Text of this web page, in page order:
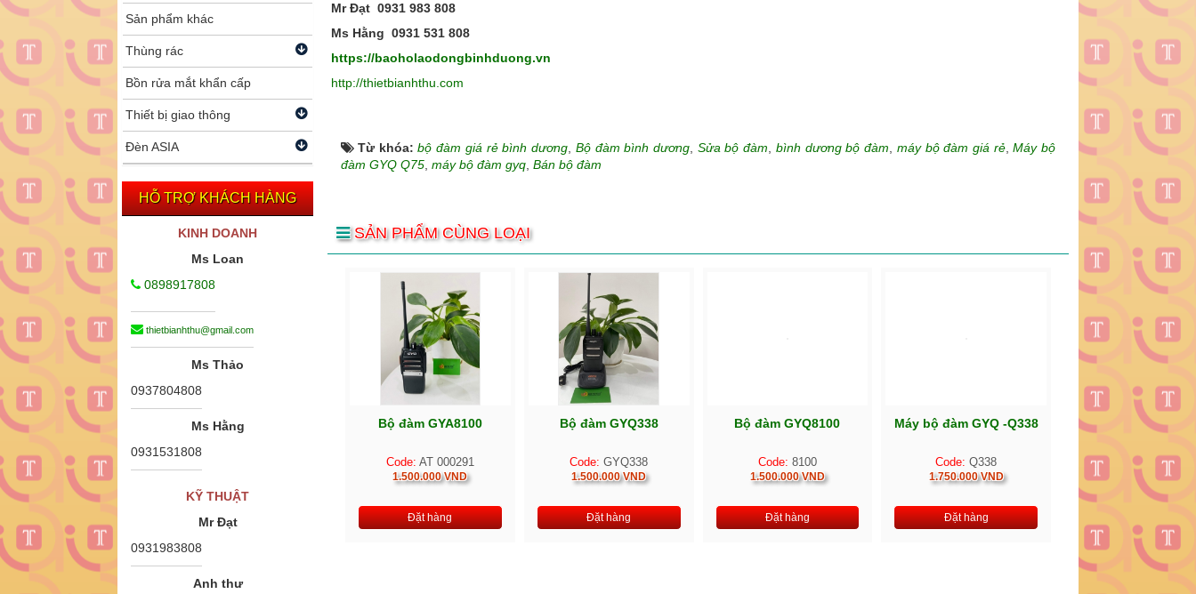
Mr Đạt 0931 983 808
Ms Hằng 0931 531 808
https://baoholaodongbinhduong.vn
http://thietbianhthu.com
Từ khóa:bộ đàm giá rẻ bình dương Bộ đàm bình dương, Sửa bộ đàm bình dương bộ đàm máy bộ đàm giá rẻ,Máy bộ
đàm GYQ Q75 máy bộ đàm gyq Bán bộ đàm
SẢN PHẨM CÙNG LOẠI
Bộ đàm GYA8100
Code: AT 000291
1.500.000 VND
Đặt hàng
Bộ đàm GYQ338
Code: GYQ338
1.500.000 VND
Đặt hàng
Bộ đàm GYQ8100
Code: 8100
1.500.000 VND
Đặt hàng
Máy bộ đàm GYQ -Q338
Code: Q338
1.750.000 VND
Đặt hàng
Sản phẩm khác
Thùng rác
Bồn rửa mắt khẩn cấp
Thiết bị giao thông
Đèn ASIA
HỖ TRỢ KHÁCH HÀNG
KINH DOANH
Ms Loan
0898917808
thietbianhthu@gmail.com
Ms Thảo
0937804808
Ms Hằng
0931531808
KỸ THUẬT
Mr Đạt
0931983808
Anh thư